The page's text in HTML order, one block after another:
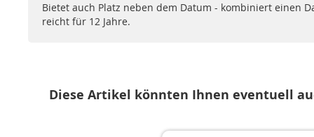
Bietet auch Platz neben dem Datum - kombiniert einen
reicht für 12 Jahre.
Diese Artikel könnten Ihnen eventuell